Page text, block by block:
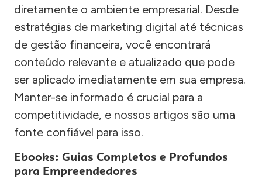
diretamente o ambiente empresarial. Desde
estratégias de marketing digital até técnicas
de gestão financeira, você encontrará
conteúdo relevante e atualizado que pode
ser aplicado imediatamente em sua empresa.
Manter-se informado é crucial para a
competitividade, e nossos artigos são uma
fonte confiável para isso.
Ebooks: Guias Completos e Profundos
para Empreendedores